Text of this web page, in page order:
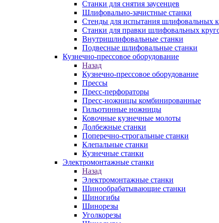
Станки для снятия заусенцев
Шлифовально-зачистные станки
Стенды для испытания шлифовальных
Станки для правки шлифовальных
Внутришлифовальные станки
Подвесные шлифовальные станки
Кузнечно-прессовое оборудование
Назад
Кузнечно-прессовое оборудование
Прессы
Пресс-перфораторы
Пресс-ножницы комбинированные
Гильотинные ножницы
Ковочные кузнечные молоты
Долбежные станки
Поперечно-строгальные станки
Клепальные станки
Кузнечные станки
Электромонтажные станки
Назад
Электромонтажные станки
Шинообрабатывающие станки
Шиногибы
Шинорезы
Уголкорезы